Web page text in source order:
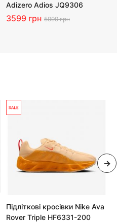
Adizero Adios JQ9306
3599 грн 5999 грн
Підліткові кросівки Nike Ava
Rover Triple HF6331-200